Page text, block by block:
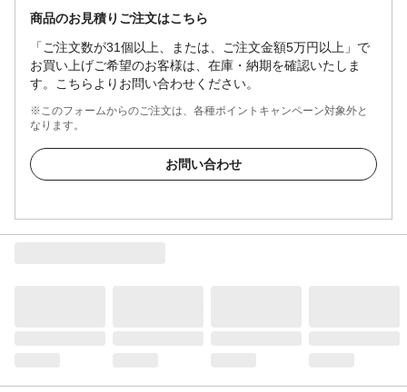
商品のお見積りご注文はこちら
「ご注文数が31個以上、または、ご注文金額5万円以上」で
お買い上げご希望のお客様は、在庫・納期を確認いたしま
す。こちらよりお問い合わせください。
※このフォームからのご注文は、各種ポイントキャンペーン対象外と
なります。
お問い合わせ